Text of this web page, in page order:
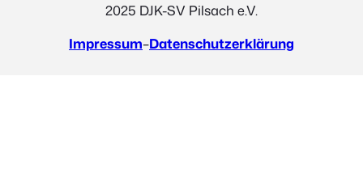
2025 DJK-SV Pilsach e.V.
Impressum–Datenschutzerklärung